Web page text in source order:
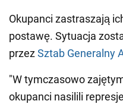
Okupanci zastraszają
postawę. Sytuacja
przezSztab Generalny
"W tymczasowo
okupanci nasilili